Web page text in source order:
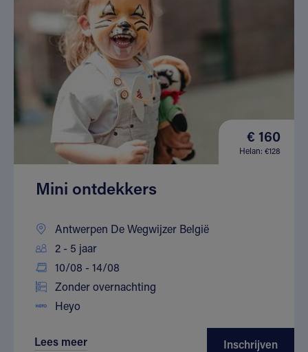
€ 160
Helan: €128
Mini ontdekkers
Antwerpen De Wegwijzer België
2 - 5 jaar
10/08 - 14/08
Zonder overnachting
Heyo
Lees meer Inschrijven